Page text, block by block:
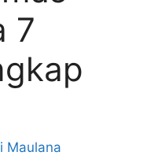
7
Maulana